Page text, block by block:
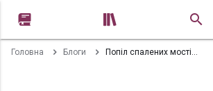

Головна Блоги Попіл спалених мостів. Комікс до завтрашньої глави